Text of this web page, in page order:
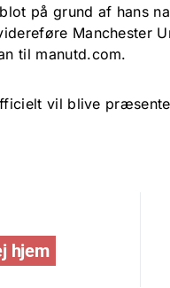
på grund af hans
Manchester
til manutd.com.
vil blive
hjem